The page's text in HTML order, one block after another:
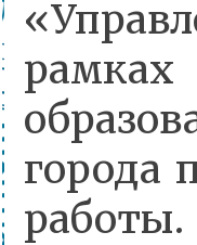
рамках
города
работы.